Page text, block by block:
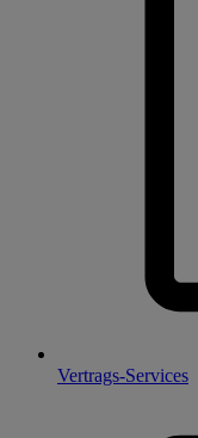
Vertrags-Services